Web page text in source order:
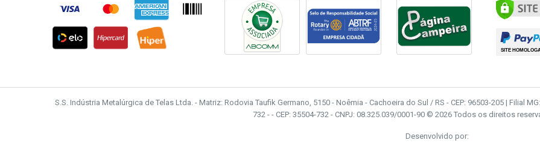
S.S. Indústria Metalúrgica de Telas Ltda. - Matriz: Rodovia Taufik Germano, 5150 - Noêmia - Cachoeira do Sul / RS - CEP: 96503-205 | Filial
732 - - CEP: 35504-732 - CNPJ: 08.325.039/0001-90 © 2026 Todos os direitos
Desenvolvido por: